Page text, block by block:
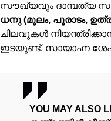
സൗഖ്യവും ദാമ്പത്യ
ധനു (മൂലം, പൂരാടം,
ചിലവുകള്‍
ഇടയുണ്ട്. സായാഹ്ന
YOU MAY